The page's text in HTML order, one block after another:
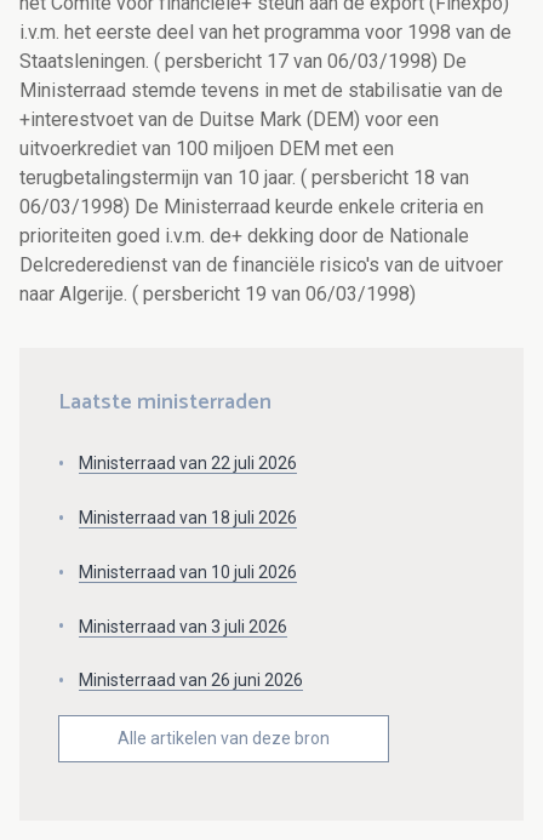
i.v.m. het eerste deel van het programma voor 1998 van de
Staatsleningen. ( persbericht 17 van 06/03/1998) De
Ministerraad stemde tevens in met de stabilisatie van de
+interestvoet van de Duitse Mark (DEM) voor een
uitvoerkrediet van 100 miljoen DEM met een
terugbetalingstermijn van 10 jaar. ( persbericht 18 van
06/03/1998) De Ministerraad keurde enkele criteria en
prioriteiten goed i.v.m. de+ dekking door de Nationale
Delcrederedienst van de financiële risico's van de uitvoer
naar Algerije. ( persbericht 19 van 06/03/1998)
Laatste ministerraden
Ministerraad van 22 juli 2026
Ministerraad van 18 juli 2026
Ministerraad van 10 juli 2026
Ministerraad van 3 juli 2026
Ministerraad van 26 juni 2026
Alle artikelen van deze bron